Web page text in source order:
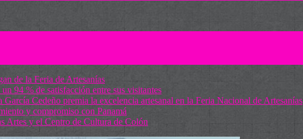
de la Feria de Artesanías
94 % de satisfacción entre sus visitantes
Cedeño premia la excelencia artesanal en la Feria Nacional de Artesanías
y compromiso con Panamá
Artes y el Centro de Cultura de Colón